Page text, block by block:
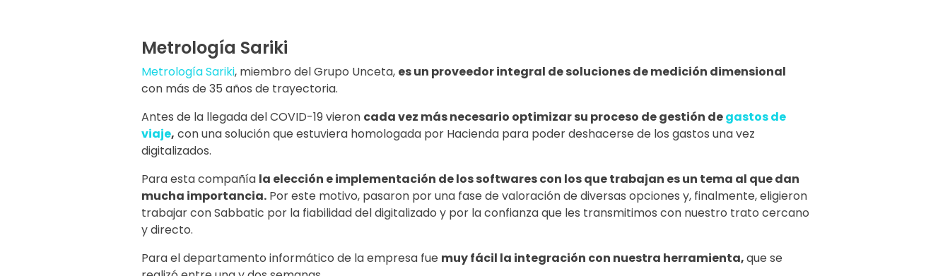
Metrología Sariki
Metrología Sariki, miembro del Grupo Unceta, es un proveedor integral de soluciones de medición dimensional
con más de 35 años de trayectoria.
Antes de la llegada del COVID-19 vieron cada vez más necesario optimizar su proceso de gestión degastos de
viaje, con una solución que estuviera homologada por Hacienda para poder deshacerse de los gastos una vez
digitalizados.
Para esta compañía la elección e implementación de los softwares con los que trabajan es un tema al que dan
mucha importancia.Por este motivo, pasaron por una fase de valoración de diversas opciones y, finalmente, eligieron
trabajar con Sabbatic por la fiabilidad del digitalizado y por la confianza que les transmitimos con nuestro trato cercano
y directo.
Para el departamento informático de la empresa fue muy fácil la integración con nuestra herramienta,que se